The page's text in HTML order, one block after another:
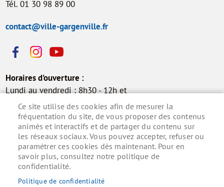
Tél. 01 30 98 89 00
contact@ville-gargenville.fr
Horaires d'ouverture :
Lundi au vendredi : 8h30 - 12h et
13h30 - 17h30
Samedi : 9h - 12h (permanence
état civil)
Inscrivez-vous à la lettre d'information municipale
pour ne rien manquer de l'actualité.
Ce site utilise des cookies afin de mesurer la
fréquentation du site, de vous proposer des contenus
animés et interactifs et de partager du contenu sur
les réseaux sociaux. Vous pouvez accepter, refuser ou
paramétrer ces cookies dès maintenant. Pour en
savoir plus, consultez notre politique de
confidentialité.
Politique de confidentialité